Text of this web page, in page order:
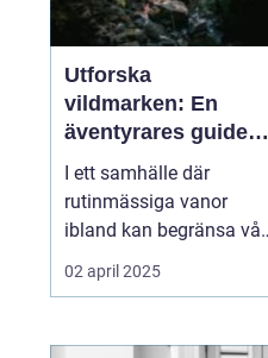
Utforska
vildmarken: En
äventyrares guide
till utrustning och
upplevelser
I ett samhälle där
rutinmässiga vanor
ibland kan begränsa vår
kreativitet och
äventyrslust, finns det
i vildmarken för att
02 april 2025